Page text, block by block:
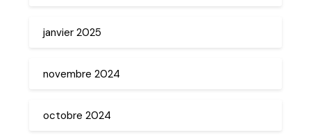
janvier 2025
novembre 2024
octobre 2024